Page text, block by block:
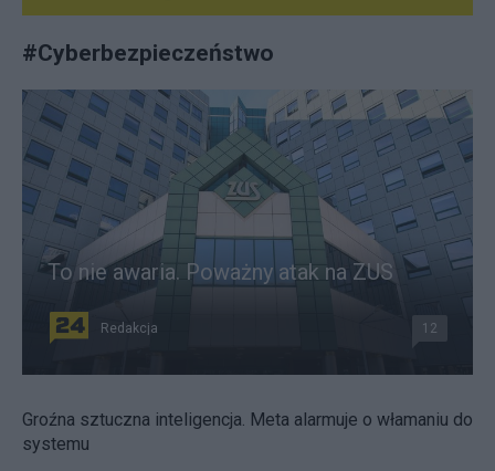
#Cyberbezpieczeństwo
To nie awaria. Poważny atak na ZUS
Redakcja 12
Groźna sztuczna inteligencja. Meta alarmuje o włamaniu do
systemu